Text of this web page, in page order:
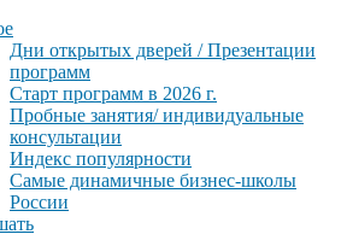
Дни открытых дверей / Презентации
программ
Старт программ в 2026 г.
Пробные занятия/ индивидуальные
консультации
Индекс популярности
Самые динамичные бизнес-школы
России